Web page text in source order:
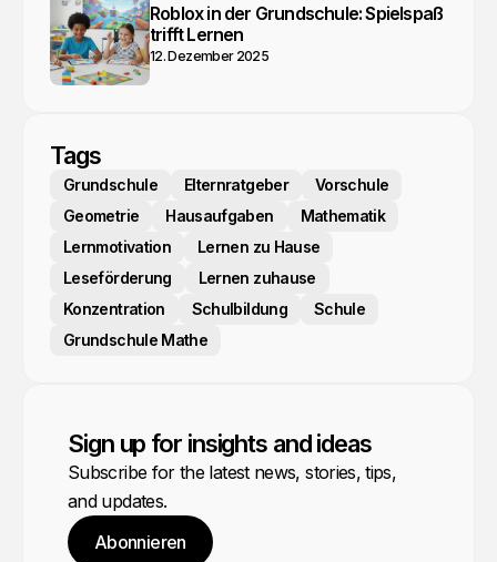
Roblox in der Grundschule: Spielspaß
trifft Lernen
12. Dezember 2025
Tags
Grundschule Elternratgeber
Vorschule
Geometrie
Hausaufgaben
Mathematik
Lernmotivation
Lernen zu Hause
Leseförderung
Lernen zuhause
Konzentration
Schulbildung
Schule
Grundschule Mathe
Sign up for insights and ideas
Subscribe for the latest news, stories, tips,
and updates.
Abonnieren